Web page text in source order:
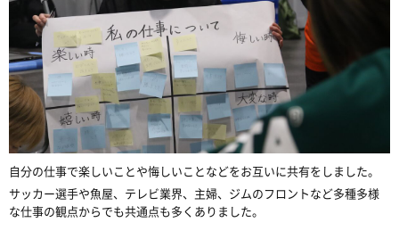
自分の仕事で楽しいことや悔しいことなどをお互いに共有をしました。
サッカー選手や魚屋、テレビ業界、主婦、ジムのフロントなど多種多様
な仕事の観点からでも共通点も多くありました。